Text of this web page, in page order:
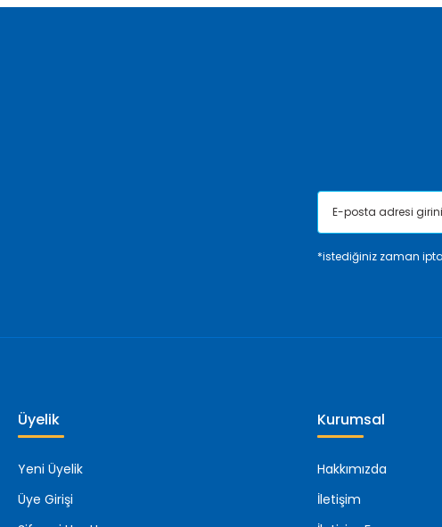
*istediğiniz zaman
Üyelik
Yeni Üyelik
Üye Girişi
Kurumsal
Hakkımızda
İletişim